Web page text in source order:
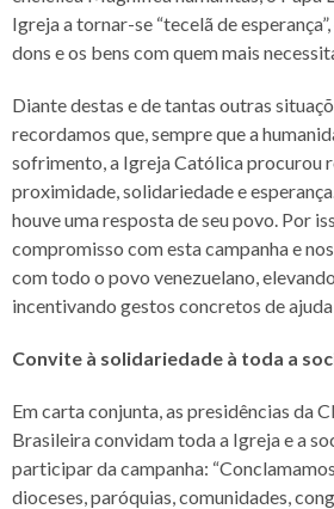
Igreja a tornar-se “tecelã de
dons e os bens com quem mais
Diante destas e de tantas outras
recordamos que, sempre que a
sofrimento, a Igreja Católica procurou
proximidade, solidariedade e
houve uma resposta de seu povo. Por
compromisso com esta campanha e
com todo o povo venezuelano,
incentivando gestos concretos de
Convite à solidariedade à toda a
Em carta conjunta, as presidências da
Brasileira convidam toda a Igreja e a
participar da campanha:
dioceses, paróquias, comunidades,